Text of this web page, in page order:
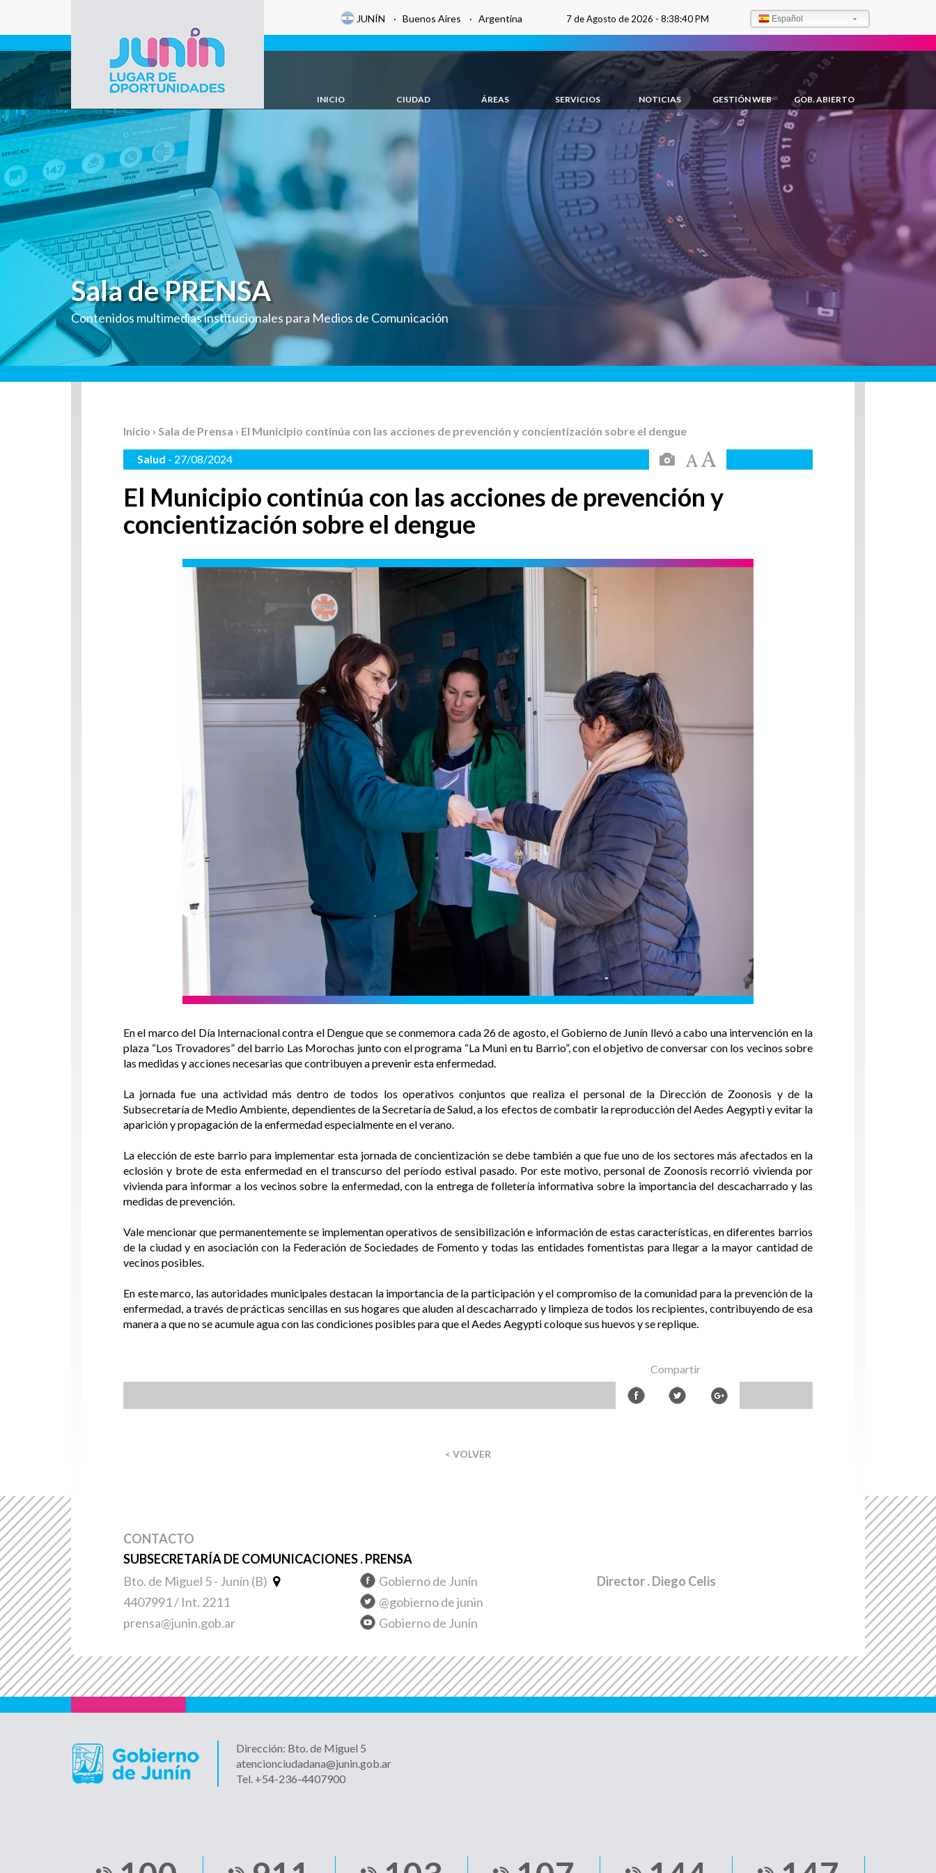
Gobierno de
Junín
JUNÍN · Buenos Aires · Argentina 7 de Agosto de 2026 -8:38:41 PM Español
INICIO CIUDAD ÁREAS SERVICIOS NOTICIAS GESTIÓN WEB GOB. ABIERTO
Sala de PRENSA
Contenidos multimedias institucionales para Medios de Comunicación
Inicio › Sala de Prensa › El Municipio continúa con las acciones de prevención y concientización sobre el dengue
Salud - 27/08/2024
El Municipio continúa con las acciones de prevención y
concientización sobre el dengue
En el marco del Día Internacional contra el Dengue que se conmemora cada 26 de agosto, el Gobierno de Junín llevó a cabo una intervención en la
plaza “Los Trovadores” del barrio Las Morochas junto con el programa “La Muni en tu Barrio”, con el objetivo de conversar con los vecinos sobre
las medidas y acciones necesarias que contribuyen a prevenir esta enfermedad.
La jornada fue una actividad más dentro de todos los operativos conjuntos que realiza el personal de la Dirección de Zoonosis y de la
Subsecretaría de Medio Ambiente, dependientes de la Secretaría de Salud, a los efectos de combatir la reproducción del Aedes Aegypti y evitar la
aparición y propagación de la enfermedad especialmente en el verano.
La elección de este barrio para implementar esta jornada de concientización se debe también a que fue uno de los sectores más afectados en la
eclosión y brote de esta enfermedad en el transcurso del período estival pasado. Por este motivo, personal de Zoonosis recorrió vivienda por
vivienda para informar a los vecinos sobre la enfermedad, con la entrega de folletería informativa sobre la importancia del descacharrado y las
medidas de prevención.
Vale mencionar que permanentemente se implementan operativos de sensibilización e información de estas características, en diferentes barrios
de la ciudad y en asociación con la Federación de Sociedades de Fomento y todas las entidades fomentistas para llegar a la mayor cantidad de
vecinos posibles.
En este marco, las autoridades municipales destacan la importancia de la participación y el compromiso de la comunidad para la prevención de la
enfermedad, a través de prácticas sencillas en sus hogares que aluden al descacharrado y limpieza de todos los recipientes, contribuyendo de esa
manera a que no se acumule agua con las condiciones posibles para que el Aedes Aegypti coloque sus huevos y se replique.
Compartir
< VOLVER
CONTACTO
SUBSECRETARÍA DE COMUNICACIONES . PRENSA
Bto. de Miguel 5 - Junín (B)
4407991 / Int. 2211
prensa@junin.gob.ar
Gobierno de Junín
@gobierno de junin
Gobierno de Junín
Director. Diego Celis
Dirección: Bto. de Miguel 5
atencionciudadana@junin.gob.ar
Tel. +54-236-4407900